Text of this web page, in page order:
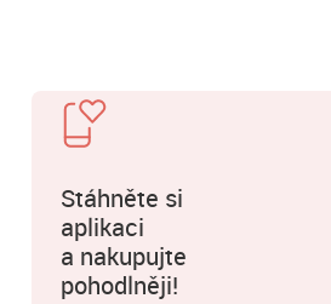
Stáhněte si
aplikaci
a nakupujte
pohodlněji!